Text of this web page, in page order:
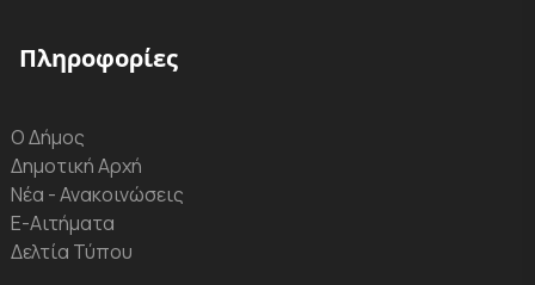
Πληροφορίες
Ο Δήμος
Δημοτική Αρχή
Νέα - Ανακοινώσεις
Ε-Αιτήματα
Δελτία Τύπου